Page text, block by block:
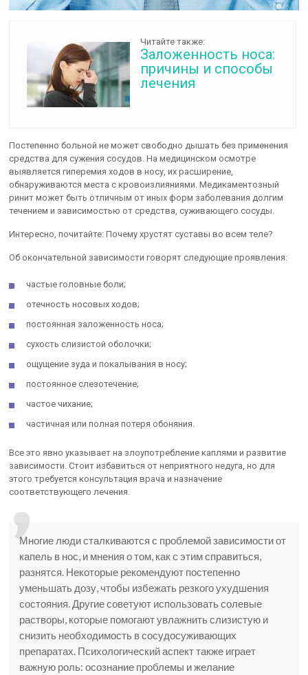
Читайте также:
Заложенность носа:
причины и способы
лечения
Постепенно больной не может свободно дышать без применения
средства для сужения сосудов. На медицинском осмотре
выявляется гиперемия ходов в носу, их расширение,
обнаруживаются места с кровоизлияниями. Медикаментозный
ринит может быть отличным от иных форм заболевания долгим
течением и зависимостью от средства, суживающего сосуды.
Интересно, почитайте: Почему хрустят суставы во всем теле?
Об окончательной зависимости говорят следующие проявления:
частые головные боли;
отечность носовых ходов;
постоянная заложенность носа;
сухость слизистой оболочки;
ощущение зуда и покалывания в носу;
постоянное слезотечение;
частое чихание;
частичная или полная потеря обоняния.
Все это явно указывает на злоупотребление каплями и развитие
зависимости. Стоит избавиться от неприятного недуга, но для
этого требуется консультация врача и назначение
соответствующего лечения.
Многие люди сталкиваются с проблемой зависимости от
капель в нос, и мнения о том, как с этим справиться,
разнятся. Некоторые рекомендуют постепенно
уменьшать дозу, чтобы избежать резкого ухудшения
состояния. Другие советуют использовать солевые
растворы, которые помогают увлажнить слизистую и
снизить необходимость в сосудосуживающих
препаратах. Психологический аспект также играет
важную роль: осознание проблемы и желание